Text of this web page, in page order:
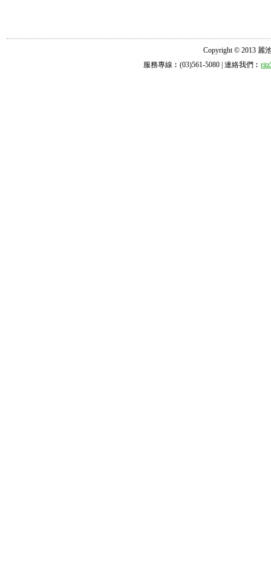
Copyright © 2013 麗
服務專線︰(03)561-5080 | 連絡我們︰